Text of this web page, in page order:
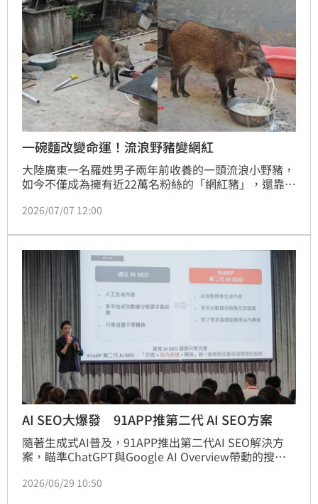
一碗麵改變命運！流浪野豬變網紅
大陸廣東一名羅姓男子兩年前收養的一頭流浪小野豬，
如今不僅成為擁有近22萬名粉絲的「網紅豬」，還靠著
（約新台幣8.2萬元）的收入，甚至比主人外出打工賺
家中的「搖錢樹」，引發大陸網友熱烈討論。
2026/07/07 12:00
AI SEO大爆發 91APP推第二代 AI SEO方案
隨著生成式AI普及，91APP推出第二代AI SEO解決方
案，瞄準ChatGPT與Google AI Overview帶動的搜尋
品牌提升在AI搜尋場景中的引用率。不同於傳統SEO僅
2026/06/29 10:50